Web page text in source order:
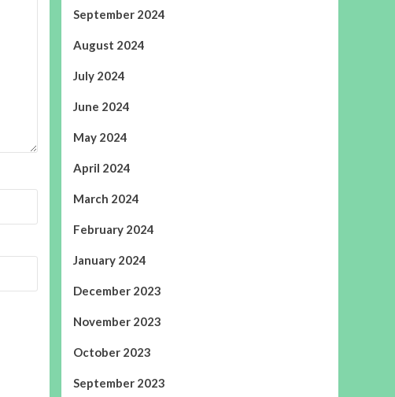
September 2024
August 2024
July 2024
June 2024
May 2024
April 2024
March 2024
February 2024
January 2024
December 2023
November 2023
October 2023
September 2023